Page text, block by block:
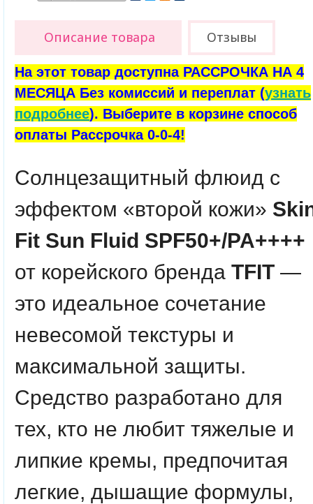
Описание товара Отзывы
На этот товар доступна РАССРОЧКА НА 4
МЕСЯЦА Без комиссий и переплат (узнать
подробнее). Выберите в корзине способ
оплаты Рассрочка 0-0-4!
Солнцезащитный флюид с
эффектом «второй кожи»
Fit Sun Fluid SPF50+/PA++++
от корейского бренда TFIT —
это идеальное сочетание
невесомой текстуры и
максимальной защиты.
Средство разработано для
тех, кто не любит тяжелые и
липкие кремы, предпочитая
легкие, дышащие формулы,